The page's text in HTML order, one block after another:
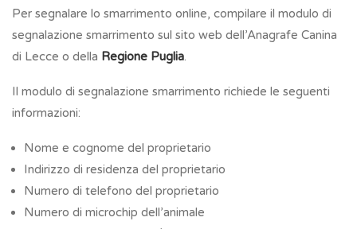
Per segnalare lo smarrimento online, compilare il modulo di
segnalazione smarrimento sul sito web dell’Anagrafe Canina
di Lecce o della Regione Puglia.
Il modulo di segnalazione smarrimento richiede le seguenti
informazioni:
Nome e cognome del proprietario
Indirizzo di residenza del proprietario
Numero di telefono del proprietario
Numero di microchip dell’animale